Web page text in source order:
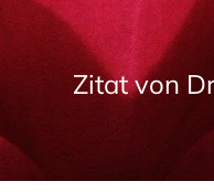
Zitat von